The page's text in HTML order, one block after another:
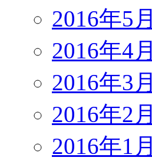
2016年5月
2016年4月
2016年3月
2016年2月
2016年1月